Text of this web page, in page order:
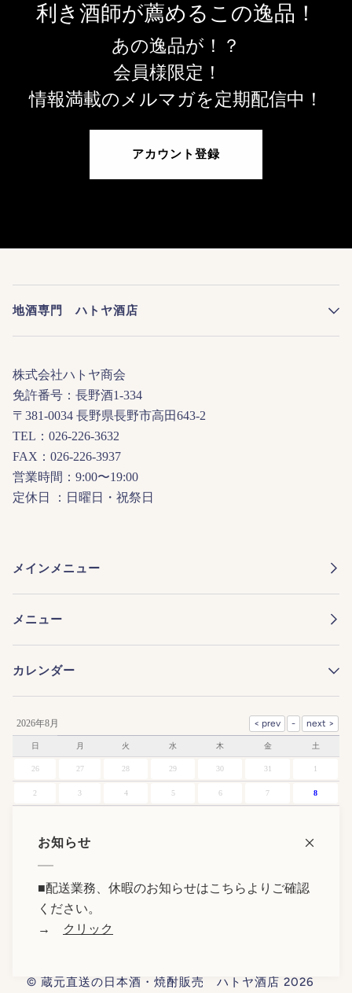
利き酒師が薦めるこの逸品！
あの逸品が！？
会員様限定！
情報満載のメルマガを定期配信中！
アカウント登録
地酒専門 ハトヤ酒店
株式会社ハトヤ商会
免許番号：長野酒1-334
〒381-0034 長野県長野市高田643-2
TEL：026-226-3632
FAX：026-226-3937
営業時間：9:00〜19:00
定休日 ：日曜日・祝祭日
メインメニュー
メニュー
カレンダー
2026年8月
日 月 火 水 木 金 土
26 27 28 29 30 31 1
2 3 4 5 6 7 8
16 17 22
23
30 31 1 2 3 4
© 蔵元直送の日本酒・焼酎販売 ハトヤ酒店 2026
お知らせ
■配送業務、休暇のお知らせはこちらよりご確認
ください。
→
クリック